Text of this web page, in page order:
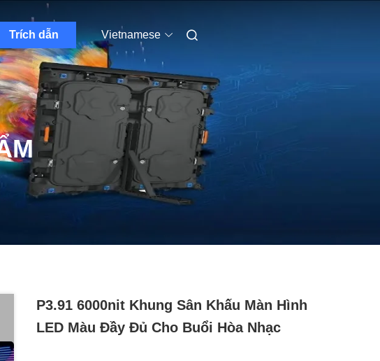
Trích dẫn Vietnamese
P3.91 6000nit Khung Sân Khấu Màn Hình
LED Màu Đầy Đủ Cho Buổi Hòa Nhạc